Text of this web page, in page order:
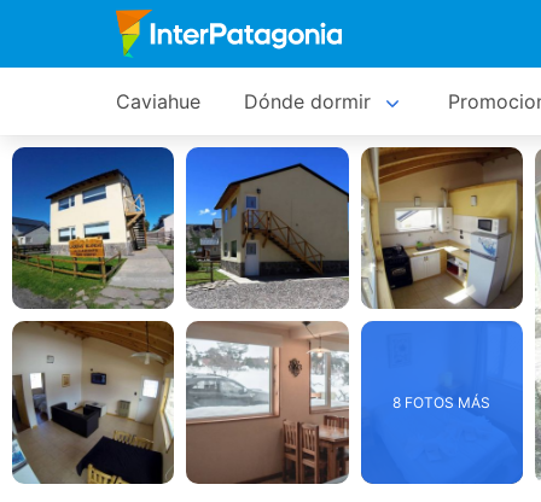
Caviahue Dónde dormir
8 FOTOS MÁS